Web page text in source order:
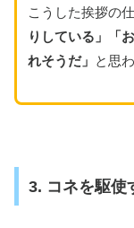
こうした挨拶の
りしている」「
れそうだ」 と思
3. コネを駆使